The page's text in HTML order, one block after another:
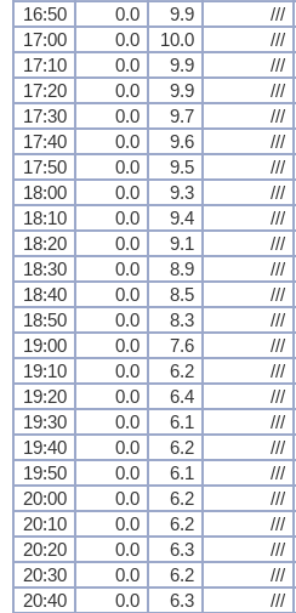
16:50
0.0 9.9 ///
17:00
0.0 10.0 ///
17:10
0.0 9.9 ///
17:20
0.0 9.9 ///
17:30
0.0 9.7 ///
17:40
0.0 9.6 ///
17:50
0.0 9.5 ///
18:00
0.0 9.3 ///
18:10
0.0 9.4 ///
18:20
0.0 9.1 ///
18:30
0.0 8.9 ///
18:40
0.0 8.5 ///
18:50
0.0 8.3 ///
19:00
0.0 7.6 ///
19:10
0.0 6.2 ///
19:20
0.0 6.4 ///
19:30
0.0 6.1 ///
19:40
0.0 6.2 ///
19:50
0.0 6.1 ///
20:00
0.0 6.2 ///
20:10
0.0 6.2 ///
20:20
0.0 6.3 ///
20:30
0.0 6.2 ///
20:40
0.0 6.3 ///